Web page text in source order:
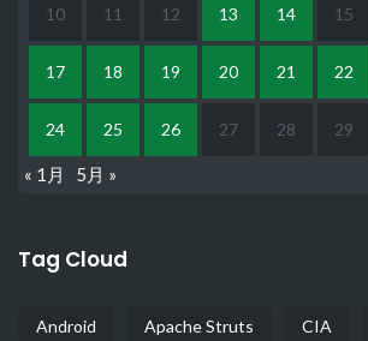
10 11 12 13 14 15
17 18 19 20 21 22
24 25 26 27 28 29
« 1月 5月 »
Tag Cloud
Android Apache Struts CIA